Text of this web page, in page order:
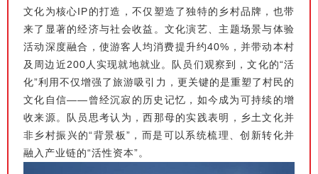
文化为核心IP的打造，不仅塑造了独特的乡村品牌，也带
来了显著的经济与社会收益。文化演艺、主题场景与体验
活动深度融合，使游客人均消费提升约40%，并带动本村
及周边近200人实现就地就业。队员们观察到，文化的“活
化”利用不仅增强了旅游吸引力，更关键的是重塑了村民的
文化自信——曾经沉寂的历史记忆，如今成为可持续的增
收来源。队员思考认为，西那母的实践表明，乡土文化并
非乡村振兴的“背景板”，而是可以系统梳理、创新转化并
融入产业链的“活性资本”。